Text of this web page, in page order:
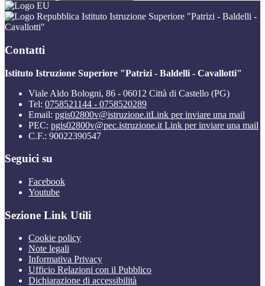
Istituto Istruzione Superiore "Patrizi - Baldelli -
Cavallotti"
Contatti
Istituto Istruzione Superiore "Patrizi - Baldelli - Cavallotti"
Viale Aldo Bologni, 86 - 06012 Città di Castello (PG)
Tel: 0758521144 - 0758520289
Email: pgis02800v@istruzione.itLink per inviare una mail
PEC: pgis02800v@pec.istruzione.it Link per inviare una mail
C.F.: 90022390547
Seguici su
Facebook
Youtube
Sezione Link Utili
Cookie policy
Note legali
Informativa Privacy
Ufficio Relazioni con il Pubblico
Dichiarazione di accessibilità